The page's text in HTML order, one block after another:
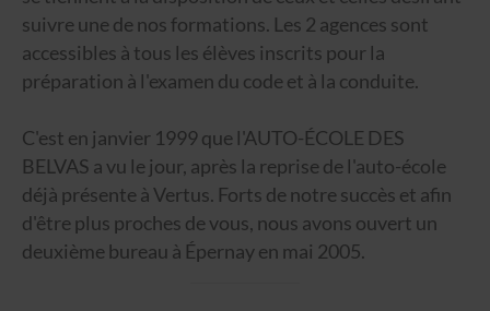
suivre une de nos formations. Les 2 agences sont
accessibles à tous les élèves inscrits pour la
préparation à l'examen du code et à la conduite.
C'est en janvier 1999 que l'AUTO-ÉCOLE DES
BELVAS a vu le jour, après la reprise de l'auto-école
déjà présente à Vertus. Forts de notre succès et afin
d'être plus proches de vous, nous avons ouvert un
deuxième bureau à Épernay en mai 2005.